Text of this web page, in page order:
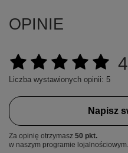
OPINIE
Liczba wystawionych opinii: 5
Napisz
Za opinię otrzymasz 50 pkt.
w naszym programie lojalnościowym.